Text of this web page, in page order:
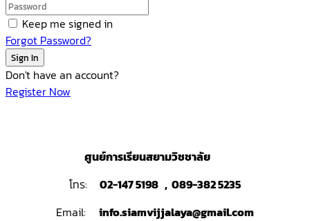
Keep me signed in
Forgot Password?
Sign In
Don't have an account?
Register Now
ศูนย์การเรียนสยามวิชชาลัย
โทร:
02-147 5198 , 089-382 5235
Email:
info.siamvijjalaya@gmail.com